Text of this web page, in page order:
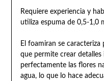
Requiere experiencia y
utiliza espuma de 0,5-1,0
El foamiran se
que permite crear
perfectamente las flores
agua, lo que lo hace